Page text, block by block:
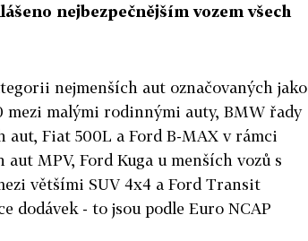
nejbezpečnějším vozem všech
nejmenších aut označovaných jako
mezi malými rodinnými auty, BMW řady
aut, Fiat 500L a Ford B-MAX v rámci
MPV, Ford Kuga u menších vozů s
většími SUV 4x4 a Ford Transit
dodávek - to jsou podle Euro NCAP